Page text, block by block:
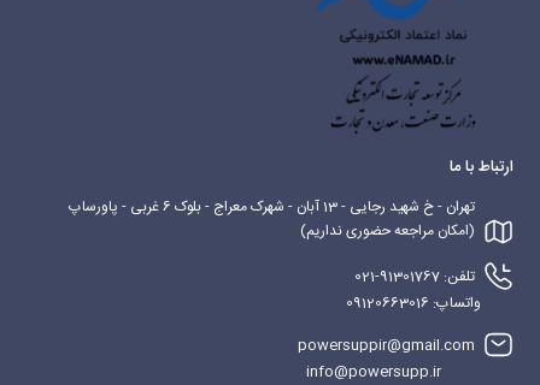
ارتباط با ما
تهران - خ شهید رجایی - 13 آبان - شهرک معراج - بلوک 6 غربی - پاورساپ
(امکان مراجعه حضوری نداریم)
تلفن: 91301767-021
واتساپ: 09120663016
powersuppir@gmail.com
info@powersupp.ir